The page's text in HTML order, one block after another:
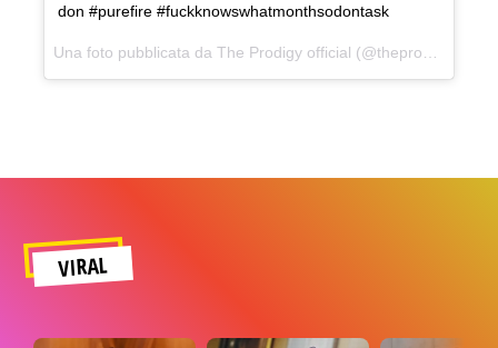
don #purefire #fuckknowswhatmonthsodontask
VIRAL